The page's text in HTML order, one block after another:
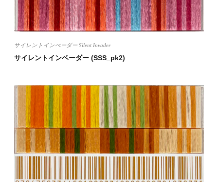
サイレントインべーダー Silent Invader
サイレントインベーダー (SSS_pk2)